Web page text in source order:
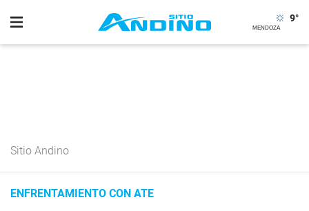
9°
Sitio Andino
ENFRENTAMIENTO CON ATE